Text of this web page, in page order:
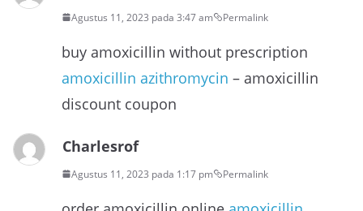
Agustus 11, 2023 pada 3:47 am Permalink
buy amoxicillin without prescription
amoxicillin azithromycin – amoxicillin
discount coupon
Charlesrof
Agustus 11, 2023 pada 1:17 pm Permalink